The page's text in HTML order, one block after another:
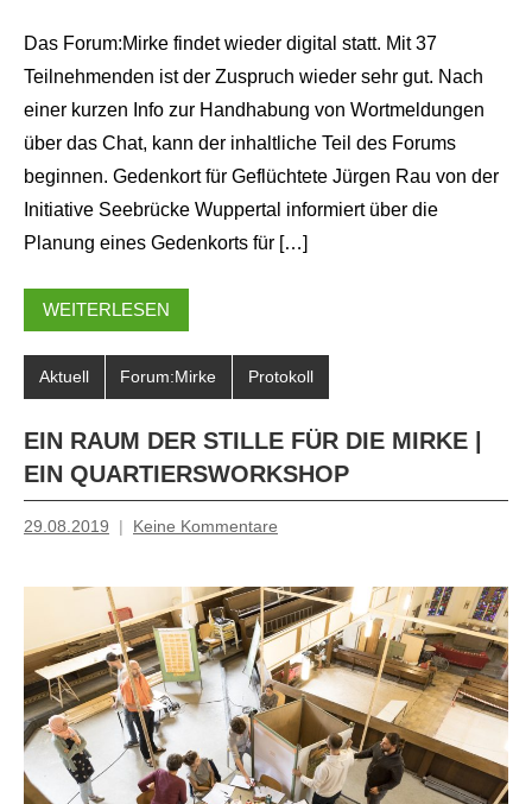
Das Forum:Mirke findet wieder digital statt. Mit 37
Teilnehmenden ist der Zuspruch wieder sehr gut. Nach
einer kurzen Info zur Handhabung von Wortmeldungen
über das Chat, kann der inhaltliche Teil des Forums
beginnen. Gedenkort für Geflüchtete Jürgen Rau von der
Initiative Seebrücke Wuppertal informiert über die
Planung eines Gedenkorts für […]
WEITERLESEN
Aktuell Forum:Mirke Protokoll
EIN RAUM DER STILLE FÜR DIE MIRKE |
EIN QUARTIERSWORKSHOP
29.08.2019
Mosche
Keine Kommentare